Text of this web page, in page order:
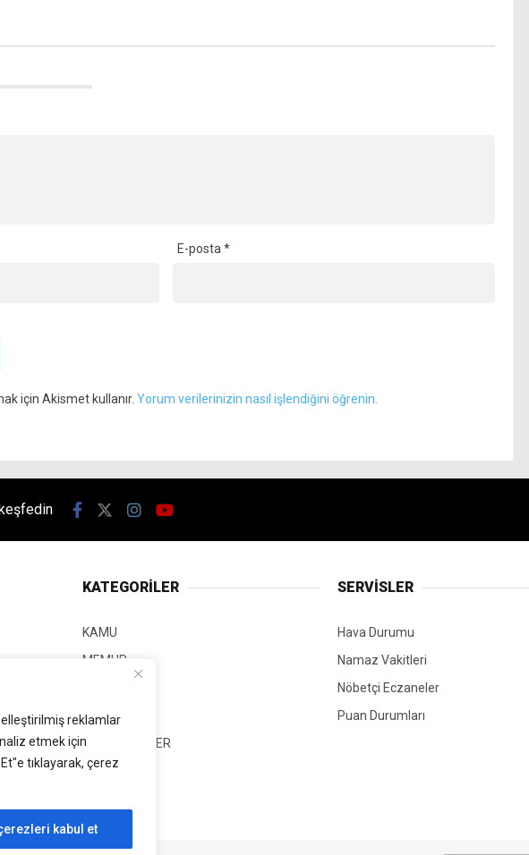
reklamlar
etmek için
tıklayarak, çerez
kabul et
E-posta *
için Akismet kullanır. Yorum verilerinizin nasıl işlendiğini öğrenin.
KATEGORİLER
KAMU
MEMUR
EĞİTİM
GÜNCEL HABER
SİYASET
SERVİSLER
Hava Durumu
Namaz Vakitleri
Nöbetçi Eczaneler
Puan Durumları